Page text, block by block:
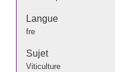
Langue
fre
Sujet
Viticulture